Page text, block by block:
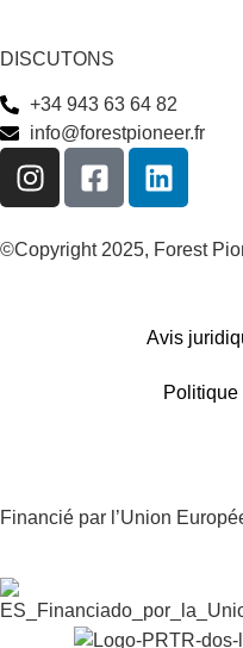
DISCUTONS
+34 943 63 64 82
info@forestpioneer.fr
©Copyright 2025, Forest
Avis
Financié par l’Union